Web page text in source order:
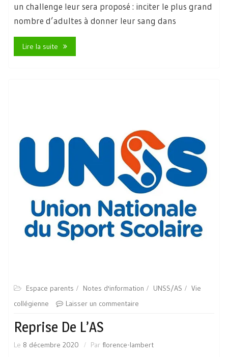
un challenge leur sera proposé : inciter le plus grand
nombre d’adultes à donner leur sang dans
Lire la suite
Espace parents Notes d'information UNSS/AS
Vie
collégienne
Laisser un commentaire
Reprise De L’AS
Le 8 décembre 2020 Par florence-lambert